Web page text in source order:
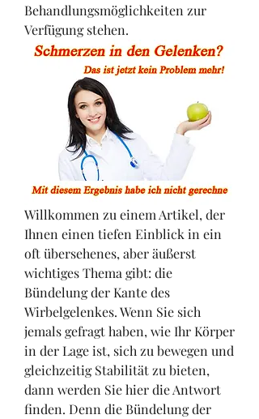
Behandlungsmöglichkeiten zur
Verfügung stehen.
Willkommen zu einem Artikel, der
Ihnen einen tiefen Einblick in ein
oft übersehenes, aber äußerst
wichtiges Thema gibt: die
Bündelung der Kante des
Wirbelgelenkes. Wenn Sie sich
jemals gefragt haben, wie Ihr Körper
in der Lage ist, sich zu bewegen und
gleichzeitig Stabilität zu bieten,
dann werden Sie hier die Antwort
finden. Denn die Bündelung der